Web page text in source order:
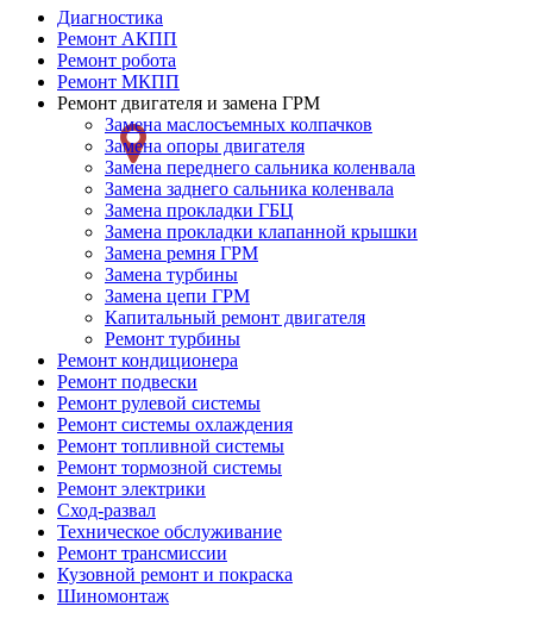
Меню
Ремонт
слева
Диагностика
Ремонт АКПП
Ремонт робота
Ремонт МКПП
Ремонт двигателя и замена ГРМ
Замена маслосъемных колпачков
Замена опоры двигателя
Замена переднего сальника коленвала
Замена заднего сальника коленвала
Замена прокладки ГБЦ
Замена прокладки клапанной крышки
Замена ремня ГРМ
Замена турбины
Замена цепи ГРМ
Капитальный ремонт двигателя
Ремонт турбины
Ремонт кондиционера
Ремонт подвески
Ремонт рулевой системы
Ремонт системы охлаждения
Ремонт топливной системы
Ремонт тормозной системы
Ремонт электрики
Сход-развал
Техническое обслуживание
Ремонт трансмиссии
Кузовной ремонт и покраска
Шиномонтаж